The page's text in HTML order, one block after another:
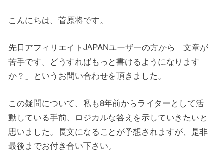
こんにちは、菅原将です。
先日アフィリエイトJAPANユーザーの方から「文章が
苦手です。どうすればもっと書けるようになります
か？」というお問い合わせを頂きました。
この疑問について、私も8年前からライターとして活
動している手前、ロジカルな答えを示していきたいと
思いました。長文になることが予想されますが、是非
最後までお付き合い下さい。